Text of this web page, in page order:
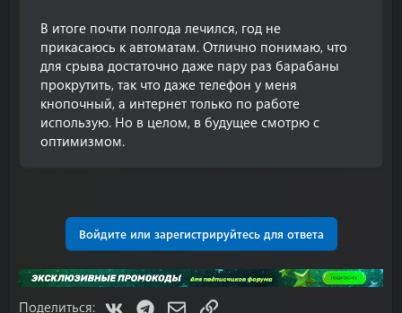
В итоге почти полгода лечился, год не
прикасаюсь к автоматам. Отлично понимаю, что
для срыва достаточно даже пару раз барабаны
прокрутить, так что даже телефон у меня
кнопочный, а интернет только по работе
использую. Но в целом, в будущее смотрю с
оптимизмом.
Войдите или зарегистрируйтесь для ответа
Поделиться: VK TelegramЭлектронная почта
Ссылка